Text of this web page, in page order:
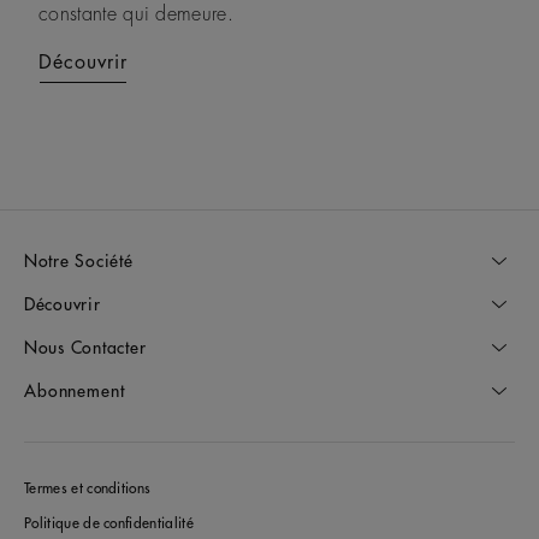
constante qui demeure.
Découvrir
poli, créant un emblème contemporain de protection et
Notre Société
Découvrir
Nous Contacter
Abonnement
Termes et conditions
Politique de confidentialité